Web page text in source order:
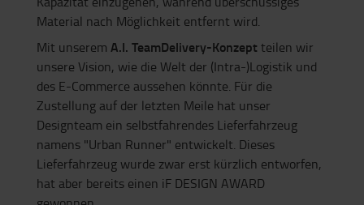
Material nach Möglichkeit entfernt wird.
Mit unserem A.I. TeamDelivery-Konzept teilen wir
unsere Vision, wie die Welt der (Intra-)Logistik und
des E-Commerce aussehen könnte. Für die
Zustellung auf der letzten Meile hat unser
Designteam ein selbstfahrendes Lieferfahrzeug
namens "Urban Runner" entwickelt. Dieses
Lieferfahrzeug wurde zwar erst kürzlich entworfen,
hat aber bereits einen iF DESIGN AWARD